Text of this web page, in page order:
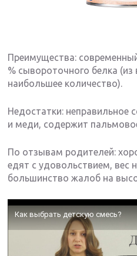
Преимущества:
% сывороточного белка (из
наибольшее количество).
Недостатки: неправильное
и меди, содержит
По отзывам родителей:
едят с удовольствием, вес
большинство жалоб на
Как выбрать детскую смесь?